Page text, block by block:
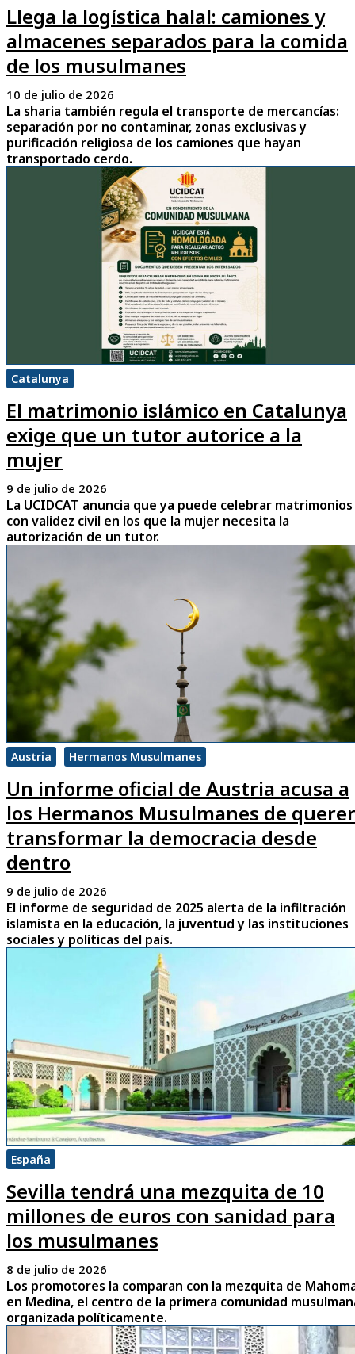
Llega la logística halal: camiones y
almacenes separados para la comida
de los musulmanes
10 de julio de 2026
La sharia también regula el transporte de mercancías:
separación por no contaminar, zonas exclusivas y
purificación religiosa de los camiones que hayan
transportado cerdo.
Catalunya
El matrimonio islámico en Catalunya
exige que un tutor autorice a la
mujer
9 de julio de 2026
La UCIDCAT anuncia que ya puede celebrar matrimonios
con validez civil en los que la mujer necesita la
autorización de un tutor.
Austria Hermanos Musulmanes
Un informe oficial de Austria acusa a
los Hermanos Musulmanes de querer
transformar la democracia desde
dentro
9 de julio de 2026
El informe de seguridad de 2025 alerta de la infiltración
islamista en la educación, la juventud y las instituciones
sociales y políticas del país.
España
Sevilla tendrá una mezquita de 10
millones de euros con sanidad para
los musulmanes
8 de julio de 2026
Los promotores la comparan con la mezquita de
en Medina, el centro de la primera comunidad
organizada políticamente.